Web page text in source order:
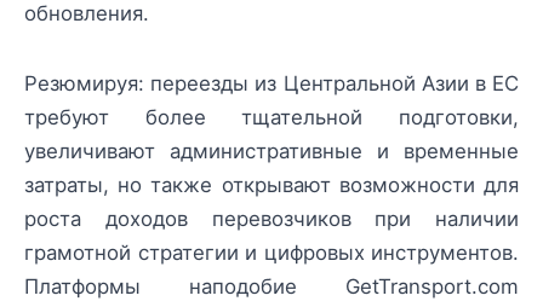
обновления.
Резюмируя: переезды из Центральной Азии в ЕС
требуют более тщательной подготовки,
увеличивают административные и временные
затраты, но также открывают возможности для
роста доходов перевозчиков при наличии
грамотной стратегии и цифровых инструментов.
Платформы наподобие GetTransport.com